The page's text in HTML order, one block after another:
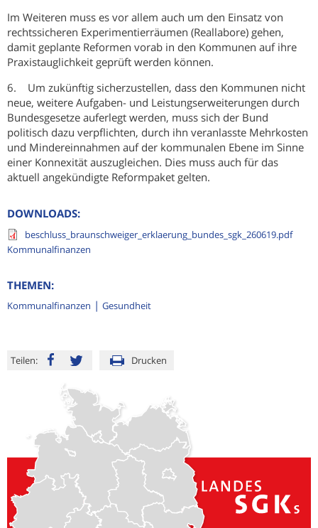
Im Weiteren muss es vor allem auch um den Einsatz von
rechtssicheren Experimentierräumen (Reallabore) gehen,
damit geplante Reformen vorab in den Kommunen auf ihre
Praxistauglichkeit geprüft werden können.
6. Um zukünftig sicherzustellen, dass den Kommunen nicht
neue, weitere Aufgaben- und Leistungserweiterungen durch
Bundesgesetze auferlegt werden, muss sich der Bund
politisch dazu verpflichten, durch ihn veranlasste Mehrkosten
und Mindereinnahmen auf der kommunalen Ebene im Sinne
einer Konnexität auszugleichen. Dies muss auch für das
aktuell angekündigte Reformpaket gelten.
DOWNLOADS:
beschluss_braunschweiger_erklaerung_bundes_sgk_260619.pdf
Kommunalfinanzen
THEMEN:
Kommunalfinanzen Gesundheit
Teilen: Drucken